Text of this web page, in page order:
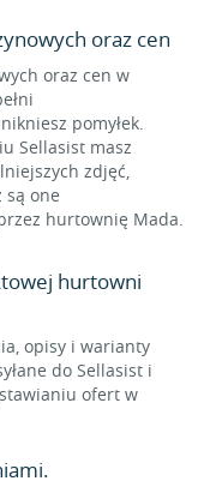
oraz cen
oraz cen w
pomyłek.
Sellasist masz
zdjęć,
są one
hurtownię Mada.
hurtowni
opisy i warianty
do Sellasist i
ofert w